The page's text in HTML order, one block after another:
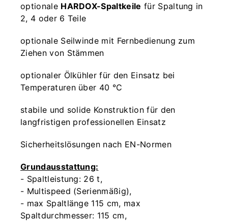
optionale HARDOX-Spaltkeile für Spaltung in
2, 4 oder 6 Teile
optionale Seilwinde mit Fernbedienung zum
Ziehen von Stämmen
optionaler Ölkühler für den Einsatz bei
Temperaturen über 40 °C
stabile und solide Konstruktion für den
langfristigen professionellen Einsatz
Sicherheitslösungen nach EN-Normen
Grundausstattung:
- Spaltleistung: 26 t,
- Multispeed (Serienmäßig),
- max Spaltlänge 115 cm, max
Spaltdurchmesser: 115 cm,